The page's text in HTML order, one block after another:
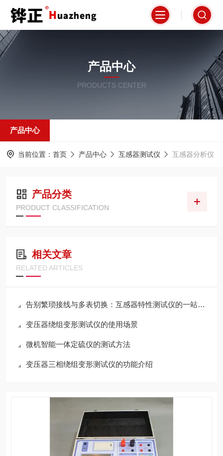
产品中心
PRODUCTS CENTER
产品中心
当前位置： 首页 产品中心 互感器测试仪 互感器分析仪
产品分类
PRODUCT CLASSIFICATION
相关文章
RELATED ARTICLES
告别繁琐接线与多表切换：互感器特性测试仪的一站式检测逻辑解析
变压器绕组变形测试仪的使用场景
微机智能一体定硫仪的测试方法
变压器三相绕组变形测试仪的功能介绍